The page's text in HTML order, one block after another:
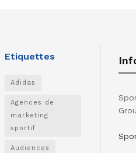
Etiquettes
Adidas
Agences de
marketing
sportif
Audiences